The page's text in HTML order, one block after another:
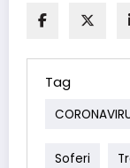
Tag
Soferi